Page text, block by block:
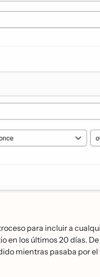
para incluir a
en los últimos 20 días.
mientras pasaba por